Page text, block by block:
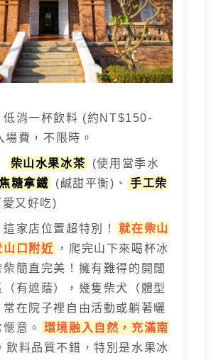
低消一杯飲料 (約NT$150-
費，不限時。
柴山水果冰茶
(使用當季水
糖拿鐵 (鹹甜平衡)、
手工柴
愛又好吃)
這家店位置超特別！
就在柴山
山口附近
，爬完山下來喝杯冰
簡直完美！擁有難得的開闊
（有遮蔭），幾隻柴犬（體型
在院子裡自由活動或躺著曬
意。
環境融入自然，充滿南
飲料品質不錯，特別是水果冰